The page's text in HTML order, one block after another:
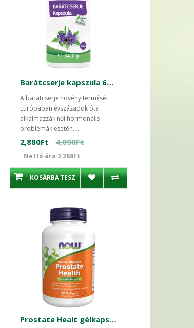
Barátcserje kapszula 60 db Medicura
A barátcserje növény termését
Európában évszázadok óta
alkalmazzák női hormonális
problémák esetén. ..
2,880Ft 4,090Ft
Nettó ára:2,268Ft
KOSÁRBA TESZ
Prostate Healt gélkapszula 90db Now Prosztata kezelése